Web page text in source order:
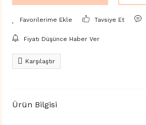
Tavsiye Et
Fiyatı Düşünce Haber Ver
Karşılaştır
Ürün Bilgisi